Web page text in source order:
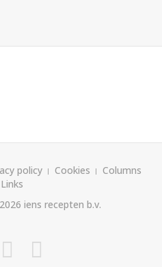
policy Cookies
Columns
Links
iens recepten b.v.